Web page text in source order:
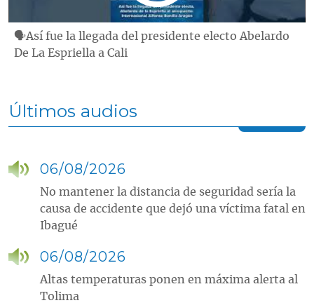
🗣Así fue la llegada del presidente electo Abelardo
De La Espriella a Cali
Últimos audios
06/08/2026
No mantener la distancia de seguridad sería la
causa de accidente que dejó una víctima fatal en
Ibagué
06/08/2026
Altas temperaturas ponen en máxima alerta al
Tolima